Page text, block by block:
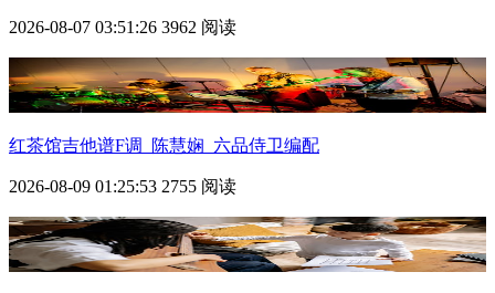
2026-08-07 03:51:26 3962 阅读
红茶馆吉他谱F调_陈慧娴_六品侍卫编配
2026-08-09 01:25:53 2755 阅读